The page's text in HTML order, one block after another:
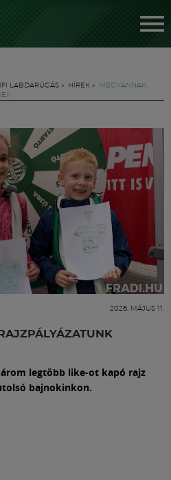
LABDARÚGÁS » HÍREK »
MEGVANNAK
2026. MÁJUS 11.
legtöbb like-ot kapó rajz
bajnokinkon.